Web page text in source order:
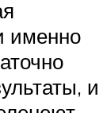
именно
и